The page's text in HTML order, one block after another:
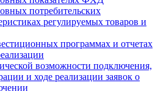
потребительских
регулируемых товаров и
программах и отчетах
возможности подключения,
и ходе реализации заявок о